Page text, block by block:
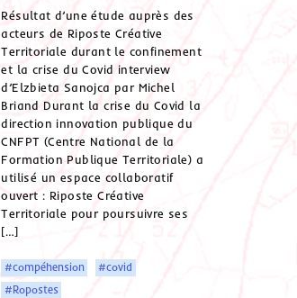
Résultat d’une étude auprès des
acteurs de Riposte Créative
Territoriale durant le confinement
et la crise du Covid interview
d’Elzbieta Sanojca par Michel
Briand Durant la crise du Covid la
direction innovation publique du
CNFPT (Centre National de la
Formation Publique Territoriale) a
utilisé un espace collaboratif
ouvert : Riposte Créative
Territoriale pour poursuivre ses
[…]
#compéhension
#covid
#Ropostes